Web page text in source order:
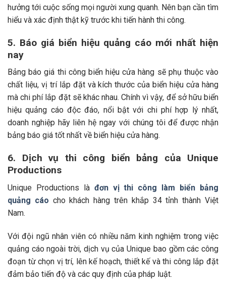
hưởng tới cuộc sống mọi người xung quanh. Nên bạn cần tìm
hiểu và xác định thật kỹ trước khi tiến hành thi công.
5. Báo giá biển hiệu quảng cáo mới nhất hiện
nay
Bảng báo giá thi công biển hiệu cửa hàng sẽ phụ thuộc vào
chất liệu, vị trí lắp đặt và kích thước của biển hiệu cửa hàng
mà chi phí lắp đặt sẽ khác nhau. Chính vì vậy, để sở hữu biển
hiệu quảng cáo độc đáo, nổi bật với chi phí hợp lý nhất,
doanh nghiệp hãy liên hệ ngay với chúng tôi để được nhận
bảng báo giá tốt nhất về biển hiệu cửa hàng.
6. Dịch vụ thi công biển bảng của Unique
Productions
Unique Productions là đơn vị thi công làm biển bảng
quảng cáo cho khách hàng trên khắp 34 tỉnh thành Việt
Nam.
Với đội ngũ nhân viên có nhiều năm kinh nghiệm trong việc
quảng cáo ngoài trời, dịch vụ của Unique bao gồm các công
đoạn từ chọn vị trí, lên kế hoạch, thiết kế và thi công lắp đặt
đảm bảo tiến độ và các quy định của pháp luật.